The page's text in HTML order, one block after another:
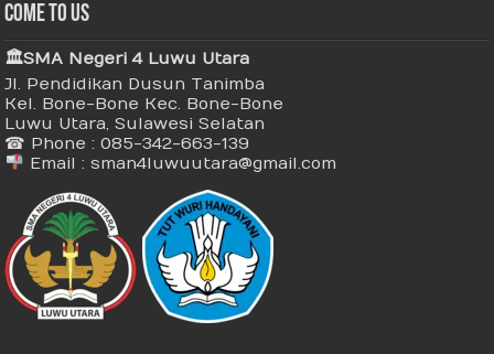
Come To Us
🏛 SMA Negeri 4 Luwu Utara
Jl. Pendidikan Dusun Tanimba
Kel. Bone-Bone Kec. Bone-Bone
Luwu Utara, Sulawesi Selatan
☎ Phone : 085-342-663-139
Email : sman4luwuutara@gmail.com